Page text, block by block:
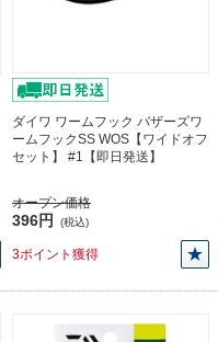
ダイワ ワームフック バザーズワ
ームフックSS WOS【ワイドオフ
セット】 #1【即日発送】
オープン価格
396円 (税込)
3ポイント獲得